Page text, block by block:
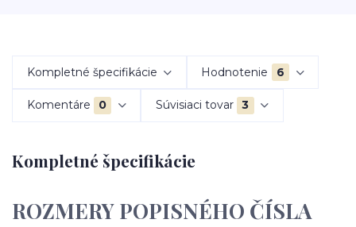
Kompletné špecifikácie Hodnotenie 6
Komentáre 0 Súvisiaci tovar 3
Kompletné špecifikácie
ROZMERY POPISNÉHO ČÍSLA